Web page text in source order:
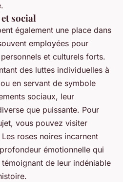
social
également une place dans
employées pour
et culturels forts.
des luttes individuelles à
en servant de symbole
sociaux, leur
que puissante. Pour
vous pouvez visiter
Les roses noires incarnent
émotionnelle qui
de leur indéniable